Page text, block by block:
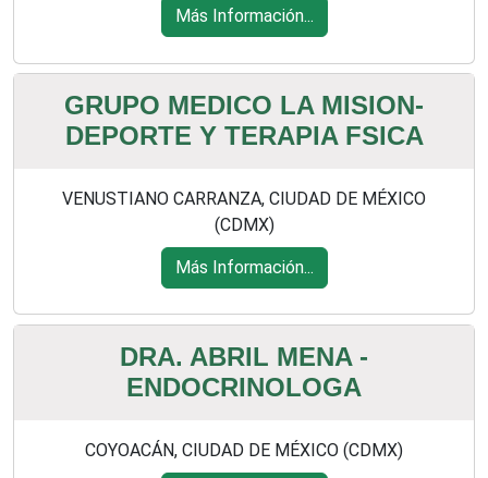
Más Información...
GRUPO MEDICO LA MISION-
DEPORTE Y TERAPIA FSICA
VENUSTIANO CARRANZA, CIUDAD DE MÉXICO
(CDMX)
Más Información...
DRA. ABRIL MENA -
ENDOCRINOLOGA
COYOACÁN, CIUDAD DE MÉXICO (CDMX)